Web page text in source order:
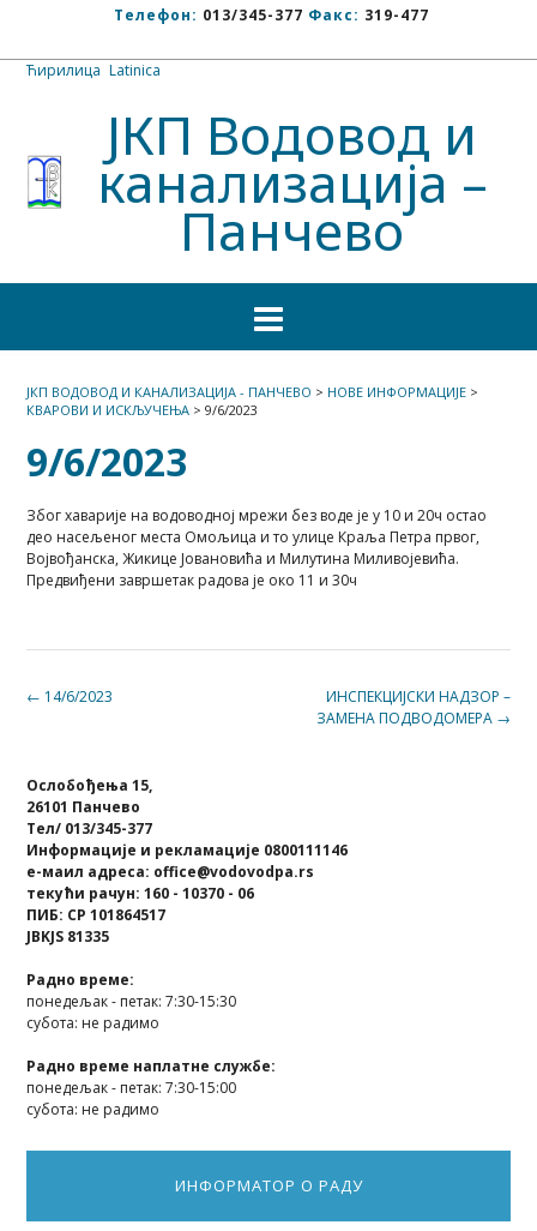
Телефон: 013/345-377 Факс: 319-477
Ћирилица Latinica
ЈКП Водовод и
канализација –
Панчево
ЈКП ВОДОВОД И КАНАЛИЗАЦИЈА - ПАНЧЕВО > НОВЕ ИНФОРМАЦИЈЕ >
КВАРОВИ И ИСКЉУЧЕЊА > 9/6/2023
9/6/2023
Због хаварије на водоводној мрежи без воде је у 10 и 20ч остао
део насељеног места Омољица и то улице Краља Петра првог,
Војвођанска, Жикице Јовановића и Милутина Миливојевића.
Предвиђени завршетак радова је око 11 и 30ч
Post
ИНСПЕКЦИЈСКИ НАДЗОР –
ЗАМЕНА ПОДВОДОМЕРА →
← 14/6/2023
Ослобођења 15,
26101 Панчево
Тел/ 013/345-377
Информације и рекламације 0800111146
е-маил адреса: office@vodovodpa.rs
текући рачун: 160 - 10370 - 06
ПИБ: СР 101864517
JBKJS 81335
Радно време:
понедељак - петак: 7:30-15:30
субота: не радимо
Радно време наплатне службе:
понедељак - петак: 7:30-15:00
субота: не радимо
ИНФОРМАТОР О РАДУ